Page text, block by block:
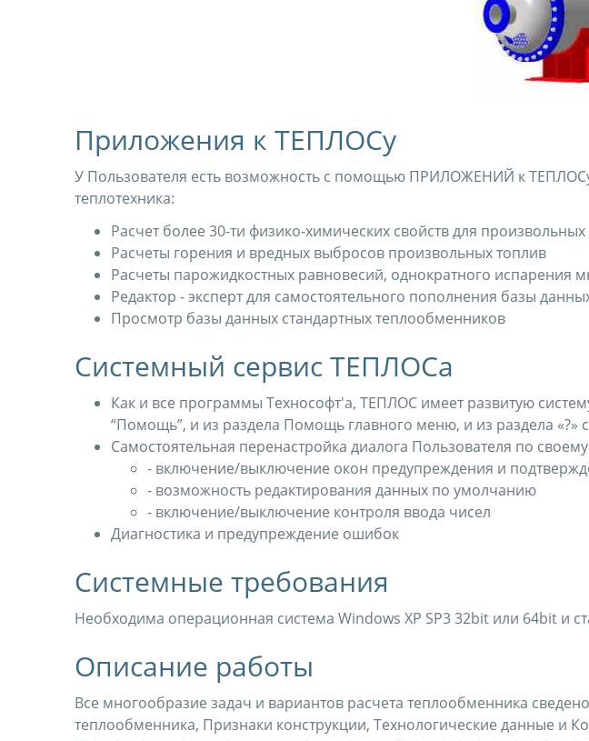
Приложения к ТЕПЛОСу
У Пользователя есть возможность с помощью ПРИЛОЖЕНИЙ к
теплотехника:
Расчет более 30-ти физико-химических свойств для
Расчеты горения и вредных выбросов произвольных топлив
Расчеты парожидкостных равновесий, однократного испарения
Редактор - эксперт для самостоятельного пополнения базы
Просмотр базы данных стандартных теплообменников
Системный сервис ТЕПЛОСа
Как и все программы Технософт'а, ТЕПЛОС имеет развитую
“Помощь”, и из раздела Помощь главного меню, и из раздела «?»
Самостоятельная перенастройка диалога Пользователя по
- включение/выключение окон предупреждения и
- возможность редактирования данных по умолчанию
- включение/выключение контроля ввода чисел
Диагностика и предупреждение ошибок
Системные требования
Необходима операционная система Windows XP SP3 32bit или 64bit и
Описание работы
Все многообразие задач и вариантов расчета теплообменника
теплообменника, Признаки конструкции, Технологические данные и